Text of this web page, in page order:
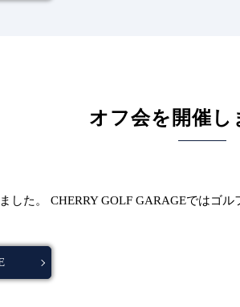
オフ会を開催し
した。 CHERRY GOLF GARAGEではゴ